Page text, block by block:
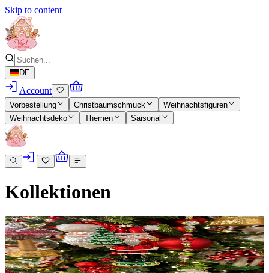
Skip to content
DE
Account
Vorbestellung Christbaumschmuck
Weihnachtsfiguren
Weihnachtsdeko
Themen Saisonal
Kollektionen